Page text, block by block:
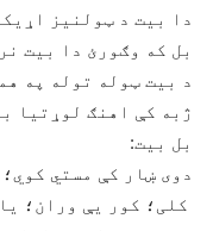
دا بیت د ټولنیز
بل که وګورئ دا بیت
ژبه کې اهنګ لوړتیا
بل بیت:
دوی ښار کې مستي
کلی؛ کور يې وران؛